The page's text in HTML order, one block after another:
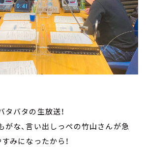
バタの生放送！
がな、言い出しっぺの竹山さんが急
みになったから！